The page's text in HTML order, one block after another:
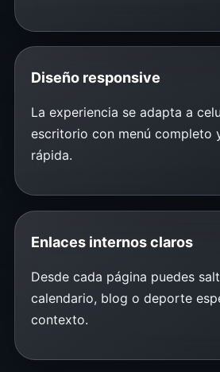
Diseño responsive
La experiencia se adapta a
escritorio con menú completo
rápida.
Enlaces internos claros
Desde cada página puedes
calendario, blog o deporte
contexto.